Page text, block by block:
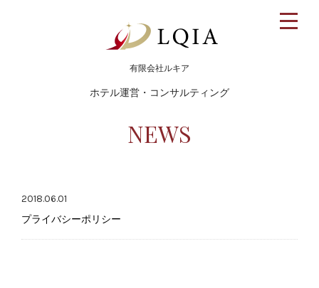
toggle
有限会社ルキア
ホテル運営・コンサルティング
NEWS
2018.06.01
プライバシーポリシー